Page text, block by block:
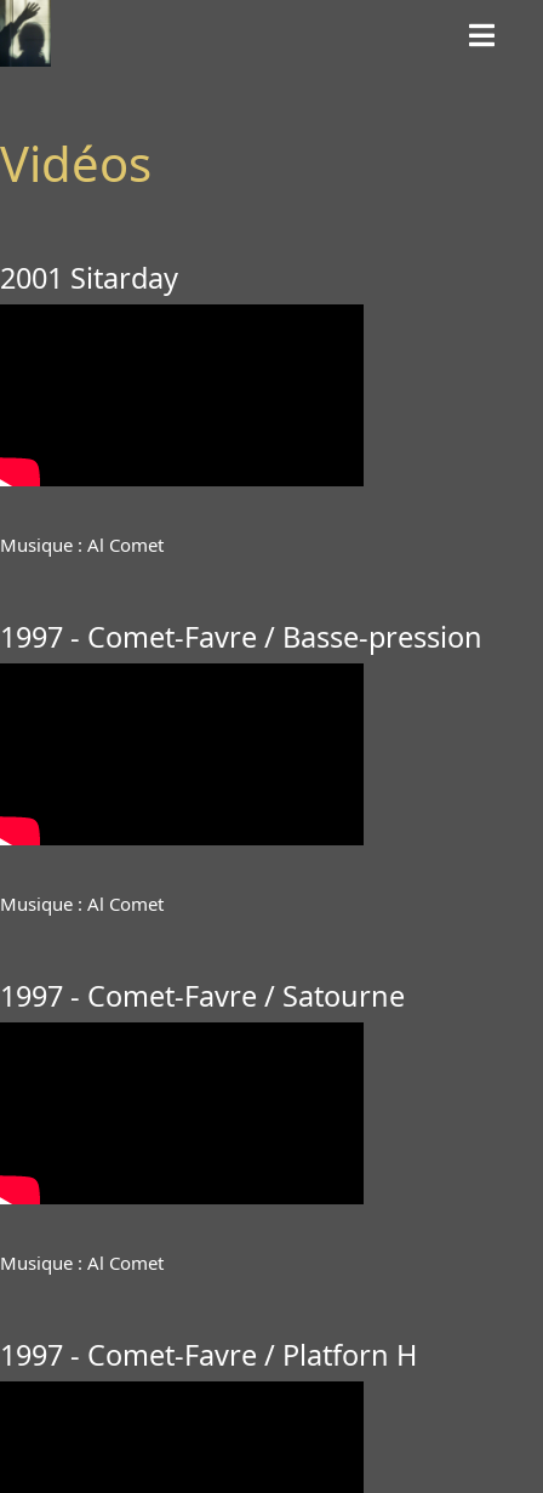
Vidéos
2001 Sitarday
Musique : Al Comet
1997 - Comet-Favre / Basse-pression
Musique : Al Comet
1997 - Comet-Favre / Satourne
Musique : Al Comet
1997 - Comet-Favre / Platforn H